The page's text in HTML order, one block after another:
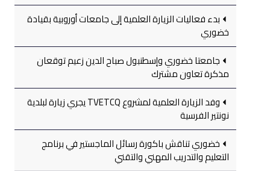
بدء فعاليات الزيارة العلمية إلى جامعات أوروبية بقيادة
خضوري
جامعتا خضوري وإسطنبول صباح الدين زعيم توقعان
مذكرة تعاون مشترك
وفد الزيارة العلمية لمشروع TVETCQ يجري زيارة لبلدية
نونتير الفرسية
خضوري تناقش باكورة رسائل الماجستير في برنامج
التعليم والتدريب المهني والتقني